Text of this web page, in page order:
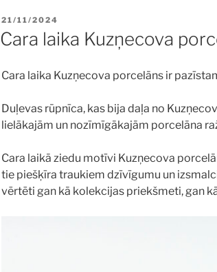
POSTED
ON
21/11/2024
Cara laika Kuzņecova
Cara laika Kuzņecova porcelāns ir
Duļevas rūpnīca, kas bija daļa no
lielākajām un nozīmīgākajām porcelāna
Cara laikā ziedu motīvi Kuzņecova
tie piešķīra traukiem dzīvīgumu un
vērtēti gan kā kolekcijas priekšmeti, gan